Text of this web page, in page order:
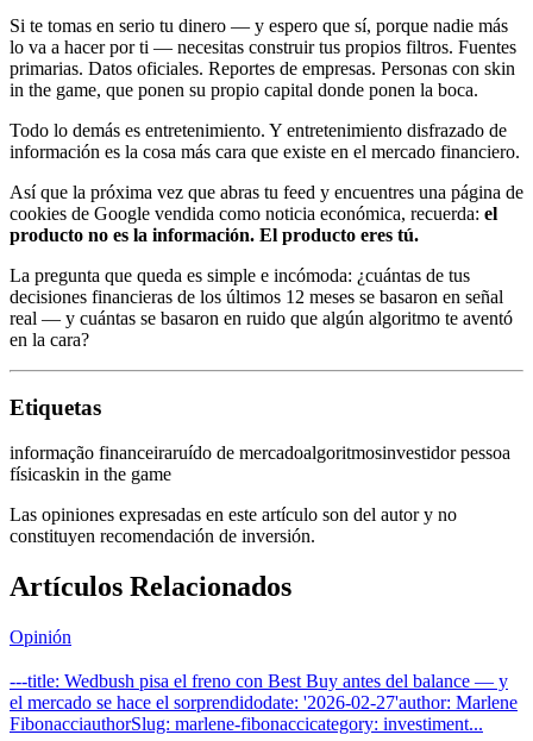
Si te tomas en serio tu dinero — y espero que sí, porque nadie más
lo va a hacer por ti — necesitas construir tus propios filtros. Fuentes
primarias. Datos oficiales. Reportes de empresas. Personas con skin
in the game, que ponen su propio capital donde ponen la boca.
Todo lo demás es entretenimiento. Y entretenimiento disfrazado de
información es la cosa más cara que existe en el mercado financiero.
Así que la próxima vez que abras tu feed y encuentres una página de
cookies de Google vendida como noticia económica, recuerda: el
producto no es la información. El producto eres tú.
La pregunta que queda es simple e incómoda: ¿cuántas de tus
decisiones financieras de los últimos 12 meses se basaron en señal
real — y cuántas se basaron en ruido que algún algoritmo te aventó
en la cara?
Etiquetas
informação financeiraruído de mercadoalgoritmosinvestidor pessoa
físicaskin in the game
Las opiniones expresadas en este artículo son del autor y no
constituyen recomendación de inversión.
Artículos Relacionados
Opinión
---title: Wedbush pisa el freno con Best Buy antes del balance — y
el mercado se hace el sorprendidodate: '2026-02-27'author: Marlene
FibonacciauthorSlug: marlene-fibonaccicategory: investiment...